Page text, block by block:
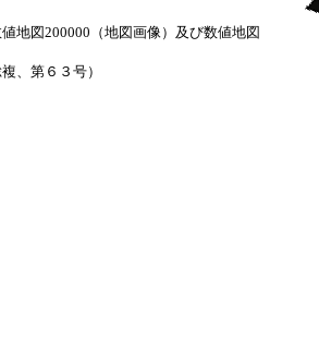
地図200000（地図画像）及び数値地図
、第６３号）